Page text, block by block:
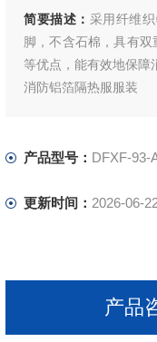
简要描述： 采用纤维
脚，不含石棉，具有
等优点，能有效地保障
消防铝箔隔热服服装
产品型号： DFXF-93-
更新时间： 2026-06-
产品